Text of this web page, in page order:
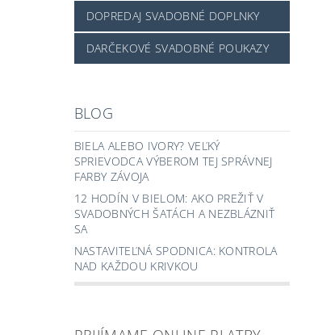
DOPREDAJ SVADOBNÉ DOPLNKY
DARČEKOVÉ SVADOBNÉ POUKAZY
BLOG
BIELA ALEBO IVORY? VEĽKÝ
SPRIEVODCA VÝBEROM TEJ SPRÁVNEJ
FARBY ZÁVOJA
12 HODÍN V BIELOM: AKO PREŽIŤ V
SVADOBNÝCH ŠATÁCH A NEZBLÁZNIŤ
SA
NASTAVITEĽNÁ SPODNICA: KONTROLA
NAD KAŽDOU KRIVKOU